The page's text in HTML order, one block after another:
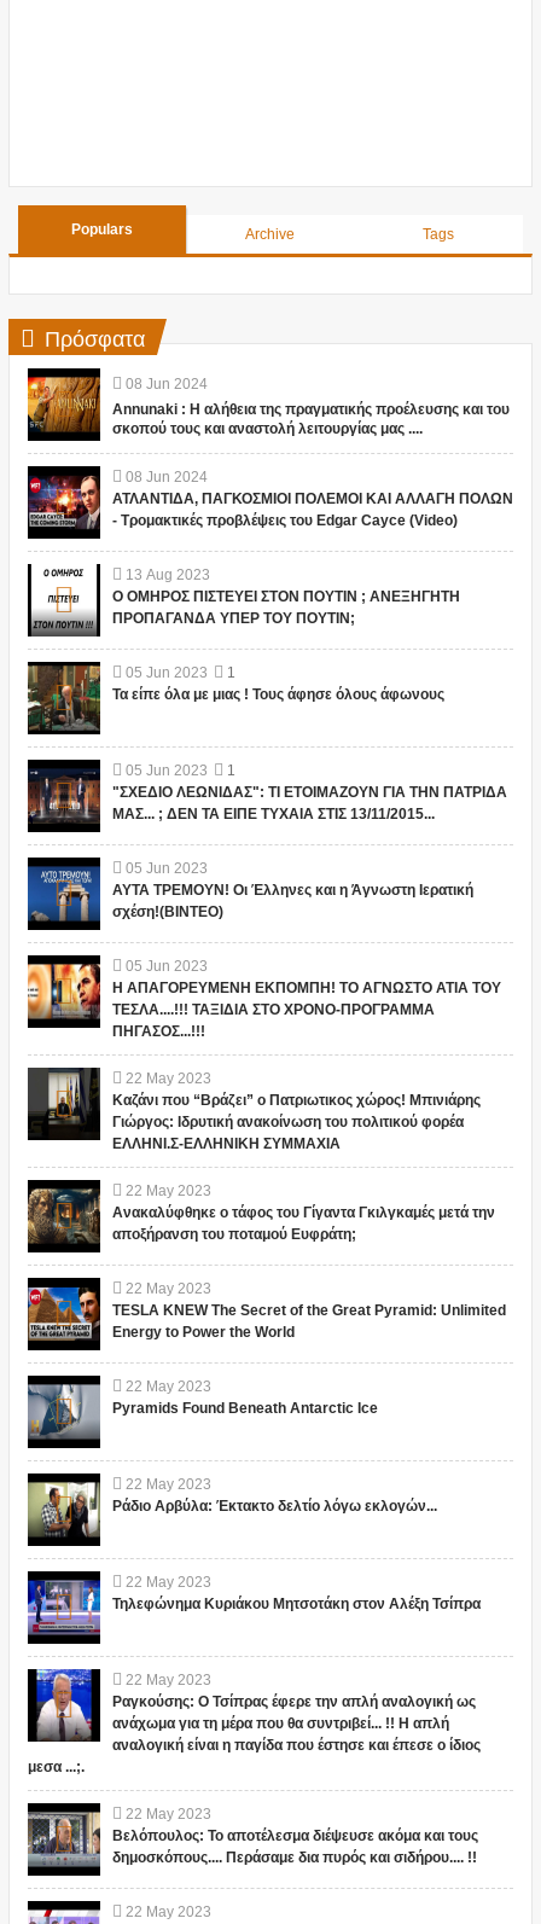
Populars Archive Tags
Πρόσφατα
08 Jun 2024
Annunaki : Η αλήθεια της πραγματικής προέλευσης και του
σκοπού τους και αναστολή λειτουργίας μας ....
08 Jun 2024
ΑΤΛΑΝΤΙΔΑ, ΠΑΓΚΟΣΜΙΟΙ ΠΟΛΕΜΟΙ ΚΑΙ ΑΛΛΑΓΗ ΠΟΛΩΝ
- Τρομακτικές προβλέψεις του Edgar Cayce (Video)
13 Aug 2023
Ο ΟΜΗΡΟΣ ΠΙΣΤΕΥΕΙ ΣΤΟΝ ΠΟΥΤΙΝ ; ΑΝΕΞΗΓΗΤΗ
ΠΡΟΠΑΓΑΝΔΑ ΥΠΕΡ ΤΟΥ ΠΟΥΤΙΝ;
05 Jun 2023
1
Τα είπε όλα με μιας ! Τους άφησε όλους άφωνους
05 Jun 2023
1
"ΣΧΕΔΙΟ ΛΕΩΝΙΔΑΣ": ΤΙ ΕΤΟΙΜΑΖΟΥΝ ΓΙΑ ΤΗΝ ΠΑΤΡΙΔΑ
ΜΑΣ... ; ΔΕΝ ΤΑ ΕΙΠΕ ΤΥΧΑΙΑ ΣΤΙΣ 13/11/2015...
05 Jun 2023
ΑΥΤΑ ΤΡΕΜΟΥΝ! Οι Έλληνες και η Άγνωστη Ιερατική
σχέση!(ΒΙΝΤΕΟ)
05 Jun 2023
Η ΑΠΑΓΟΡΕΥΜΕΝΗ ΕΚΠΟΜΠΗ! ΤΟ ΑΓΝΩΣΤΟ ΑΤΙΑ ΤΟΥ
ΤΕΣΛΑ....!!! ΤΑΞΙΔΙΑ ΣΤΟ ΧΡΟΝΟ-ΠΡΟΓΡΑΜΜΑ
ΠΗΓΑΣΟΣ...!!!
22 May 2023
Καζάνι που “Βράζει” ο Πατριωτικος χώρος! Μπινιάρης
Γιώργος: Ιδρυτική ανακοίνωση του πολιτικού φορέα
ΕΛΛΗΝΙ.Σ-ΕΛΛΗΝΙΚΗ ΣΥΜΜΑΧΙΑ
22 May 2023
Ανακαλύφθηκε ο τάφος του Γίγαντα Γκιλγκαμές μετά την
αποξήρανση του ποταμού Ευφράτη;
22 May 2023
TESLA KNEW The Secret of the Great Pyramid: Unlimited
Energy to Power the World
22 May 2023
Pyramids Found Beneath Antarctic Ice
22 May 2023
Ράδιο Αρβύλα: Έκτακτο δελτίο λόγω εκλογών...
22 May 2023
Τηλεφώνημα Κυριάκου Μητσοτάκη στον Αλέξη Τσίπρα
22 May 2023
Ραγκούσης: Ο Τσίπρας έφερε την απλή αναλογική ως
ανάχωμα για τη μέρα που θα συντριβεί... !! Η απλή
αναλογική είναι η παγίδα που έστησε και έπεσε ο ίδιος
μεσα ...;.
22 May 2023
Βελόπουλος: Το αποτέλεσμα διέψευσε ακόμα και τους
δημοσκόπους.... Περάσαμε δια πυρός και σιδήρου.... !!
22 May 2023